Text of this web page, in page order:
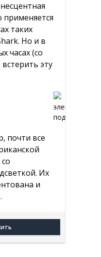
видео
таких
Но и в
часах (со
эту
почти все
Их
и